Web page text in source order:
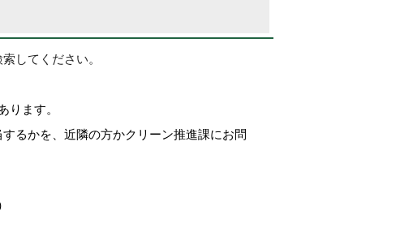
してください。
ます。
るかを、近隣の方かクリーン推進課にお問